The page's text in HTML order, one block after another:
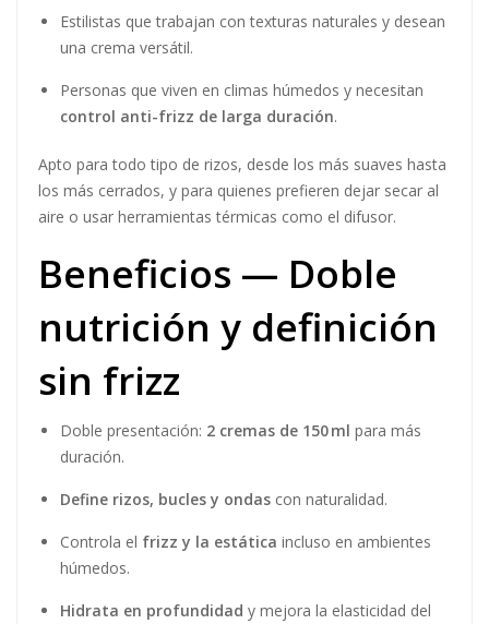
Aporta control duradero
, ideal para finalizar peinados
sin rigidez.
Se seca rápido, no deja residuos
y mantiene el estilo
en condiciones adversas.
¿Para quién es? —
Diseñado para rizos,
ondas y cabello
rebelde
Osis Bounty Balm Crespos Schwarzkopf X2
en su rutina capilar. Es especialmente recomendado para:
definición sin rigidez.
Personas concabello seco, quebradizo o con
tendencia al frizz
Usuarios concabello liso rebelde, difícil de controlar